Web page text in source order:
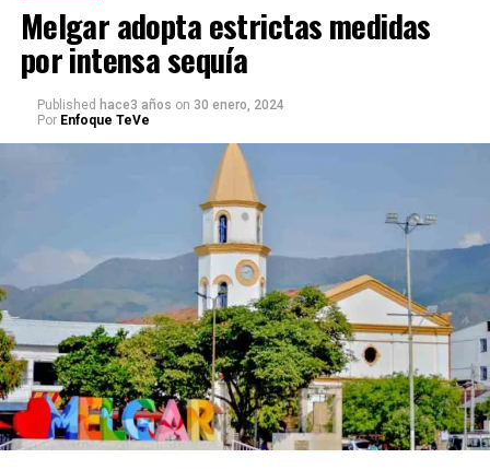
Melgar adopta estrictas medidas
por intensa sequía
Published hace3 años on 30 enero, 2024
Por Enfoque TeVe